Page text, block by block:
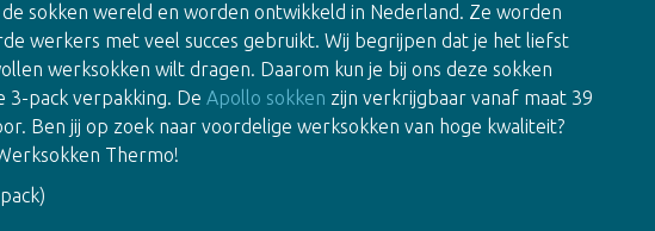
sokken wereld en worden ontwikkeld in Nederland. Ze worden
werkers met veel succes gebruikt. Wij begrijpen dat je het liefst
werksokken wilt dragen. Daarom kun je bij ons deze sokken
3-pack verpakking. De Apollo sokken zijn verkrijgbaar vanaf maat 39
Ben jij op zoek naar voordelige werksokken van hoge kwaliteit?
Thermo!